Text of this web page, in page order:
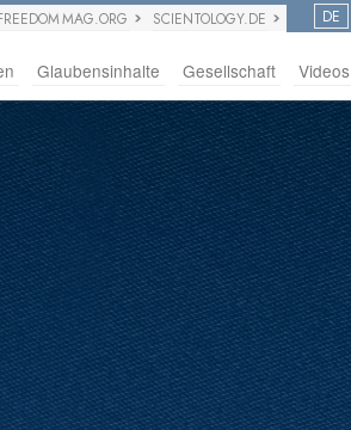
MAG.ORG SCIENTOLOGY.DE DE
Glaubensinhalte Gesellschaft Videos